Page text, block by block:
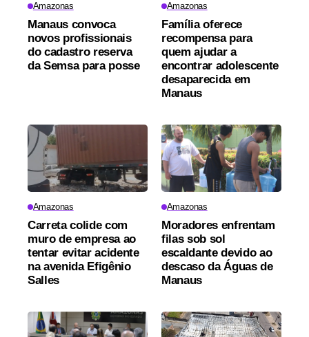
Amazonas
Manaus convoca
novos profissionais
do cadastro reserva
da Semsa para posse
Amazonas
Família oferece
recompensa para
quem ajudar a
encontrar adolescente
desaparecida em
Manaus
Amazonas
Carreta colide com
muro de empresa ao
tentar evitar acidente
na avenida Efigênio
Salles
Amazonas
Moradores enfrentam
filas sob sol
escaldante devido ao
descaso da Águas de
Manaus